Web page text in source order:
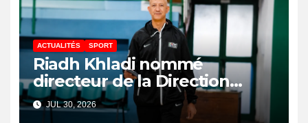
ACTUALITÉS SPORT
Riadh Khladi nommé
directeur de la Direction
Nationale de l’Arbitrage
JUL 30, 2026